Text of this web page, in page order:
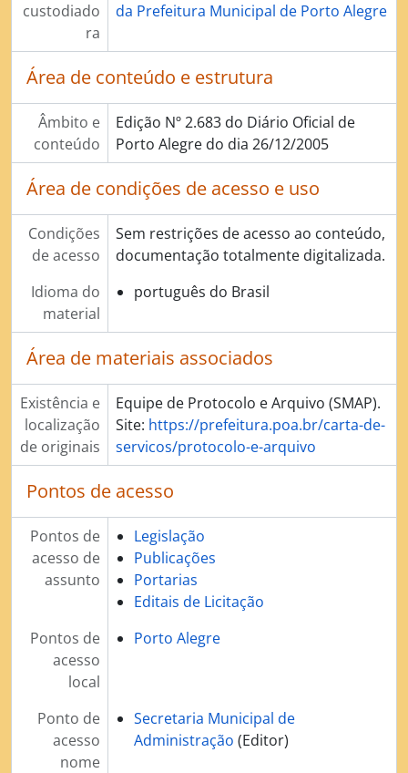
custodiado
ra
da Prefeitura Municipal de Porto Alegre
Área de conteúdo e estrutura
Âmbito e
conteúdo
Edição Nº 2.683 do Diário Oficial de
Porto Alegre do dia 26/12/2005
Área de condições de acesso e uso
Condições
de acesso
Sem restrições de acesso ao conteúdo,
documentação totalmente digitalizada.
Idioma do
material
português do Brasil
Área de materiais associados
Existência e
localização
de originais
Equipe de Protocolo e Arquivo (SMAP).
Site: https://prefeitura.poa.br/carta-de-
servicos/protocolo-e-arquivo
Pontos de acesso
Pontos de
acesso de
assunto
Legislação
Publicações
Portarias
Editais de Licitação
Pontos de
acesso
local
Porto Alegre
Ponto de
acesso
nome
Secretaria Municipal de
Administração (Editor)